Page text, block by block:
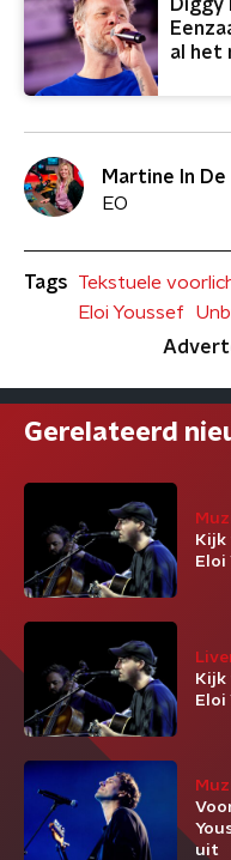
Diggy
al het
Martine In
EO
Tags
Tekstuele
Eloi Youssef
Gerelateerd
Kijk
Eloi
Kijk
Eloi
uit